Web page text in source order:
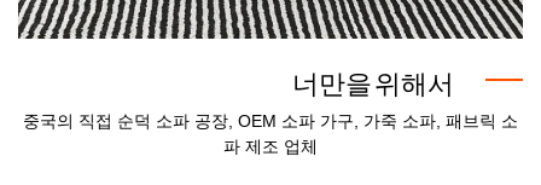
너만을 위해서 1
중국의 직접 순덕 소파 공장, OEM 소파 가구, 가죽 소파, 패브릭 소
파 제조 업체